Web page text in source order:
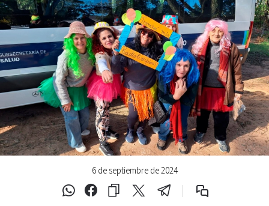
6 de septiembre de 2024